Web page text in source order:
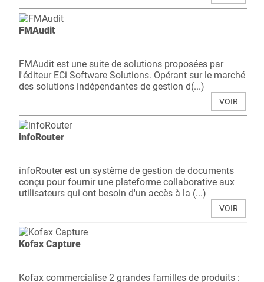
FMAudit
FMAudit est une suite de solutions proposées par
l'éditeur ECi Software Solutions. Opérant sur le marché
des solutions indépendantes de gestion d(...)
VOIR
infoRouter
infoRouter est un système de gestion de documents
conçu pour fournir une plateforme collaborative aux
utilisateurs qui ont besoin d'un accès à la (...)
VOIR
Kofax Capture
Kofax commercialise 2 grandes familles de produits :